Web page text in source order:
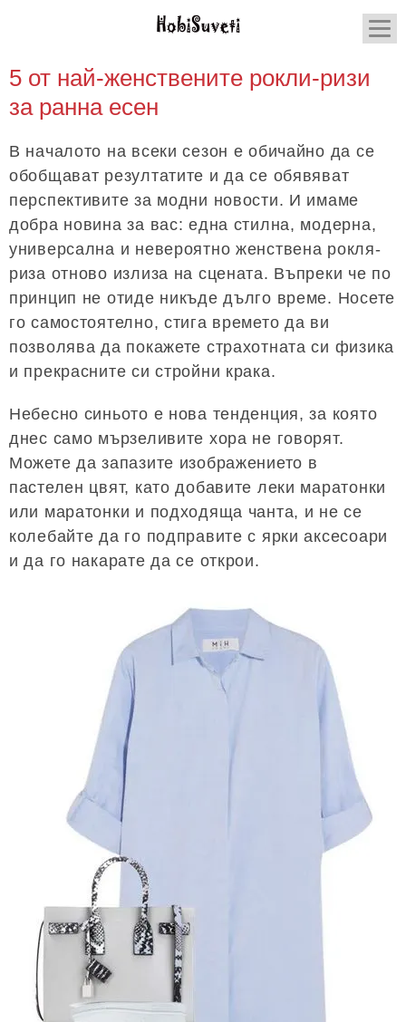
5 от най-женствените рокли-ризи
за ранна есен
В началото на всеки сезон е обичайно да се
обобщават резултатите и да се обявяват
перспективите за модни новости. И имаме
добра новина за вас: една стилна, модерна,
универсална и невероятно женствена рокля-
риза отново излиза на сцената. Въпреки че по
принцип не отиде никъде дълго време. Носете
го самостоятелно, стига времето да ви
позволява да покажете страхотната си физика
и прекрасните си стройни крака.
Небесно синьото е нова тенденция, за която
днес само мързеливите хора не говорят.
Можете да запазите изображението в
пастелен цвят, като добавите леки маратонки
или маратонки и подходяща чанта, и не се
колебайте да го подправите с ярки аксесоари
и да го накарате да се открои.